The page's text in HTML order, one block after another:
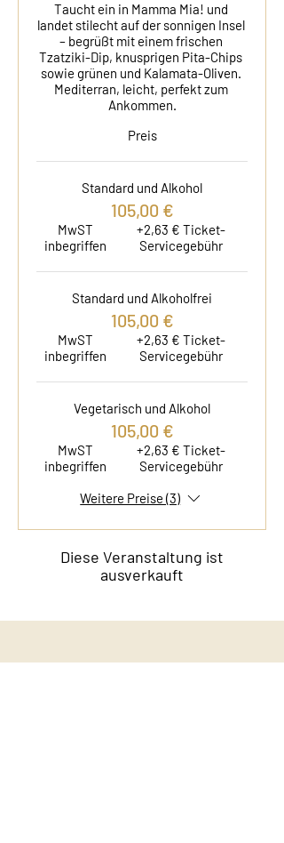
Taucht ein in Mamma Mia! und
landet stilecht auf der sonnigen Insel
– begrüßt mit einem frischen
Tzatziki-Dip, knusprigen Pita-Chips
sowie grünen und Kalamata-Oliven.
Mediterran, leicht, perfekt zum
Ankommen.
Preis
Standard und Alkohol
105,00 €
MwST
inbegriffen
+2,63 € Ticket-
Servicegebühr
Standard und Alkoholfrei
105,00 €
MwST
inbegriffen
+2,63 € Ticket-
Servicegebühr
Vegetarisch und Alkohol
105,00 €
MwST
inbegriffen
+2,63 € Ticket-
Servicegebühr
Weitere Preise (3)
Diese Veranstaltung ist
ausverkauft